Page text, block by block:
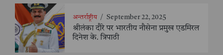
अन्तर्राष्ट्रीय / September 22, 2025
श्रीलंका दौरे पर भारतीय नौसेना प्रमुख एडमिरल
दिनेश के. त्रिपाठी